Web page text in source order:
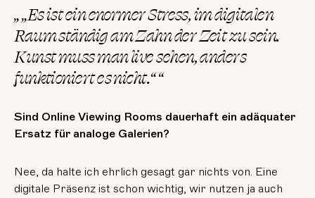
„ „Es ist ein enormer Stress, im digitalen
Raum ständig am Zahn der Zeit zu sein.
Kunst muss man live sehen, anders
funktioniert es nicht.“ “
Sind Online Viewing Rooms dauerhaft ein adäquater
Ersatz für analoge Galerien?
Nee, da halte ich ehrlich gesagt gar nichts von. Eine
digitale Präsenz ist schon wichtig, wir nutzen ja auch